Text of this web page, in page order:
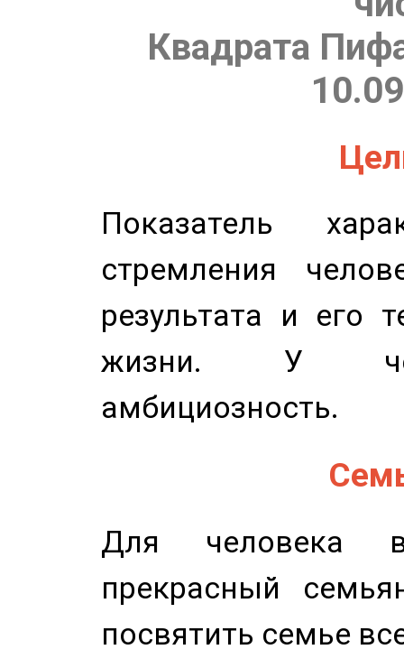
Квадрата
Показатель
стремления
результата и его
жизни. У
амбициозность.
Для человека
прекрасный
посвятить семье